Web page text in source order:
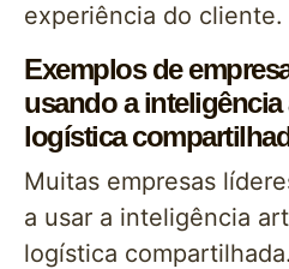
experiência do cliente.
Exemplos de
usando a inteligência
logística
Muitas empresas
a usar a inteligência
logística